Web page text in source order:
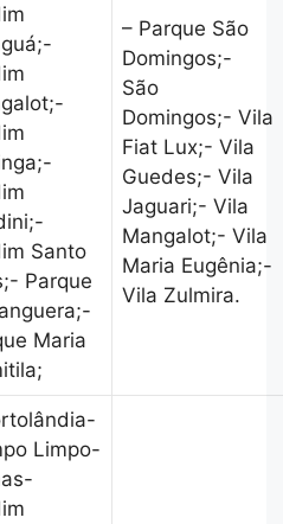
Santo
Parque
Maria
– Parque São
Domingos;-
São
Domingos;- Vila
Fiat Lux;- Vila
Guedes;- Vila
Jaguari;- Vila
Mangalot;- Vila
Maria Eugênia;-
Vila Zulmira.
Limpo-